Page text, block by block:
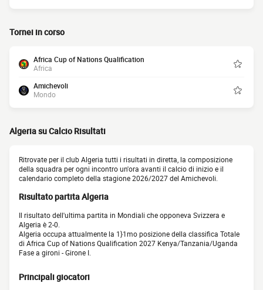
Tornei in corso
Africa Cup of Nations Qualification
Africa
Amichevoli
Mondo
Algeria su Calcio Risultati
Ritrovate per il club Algeria tutti i risultati in diretta, la composizione
della squadra per ogni incontro un'ora avanti il calcio di inizio e il
calendario completo della stagione 2026/2027 del Amichevoli.
Risultato partita Algeria
Il risultato dell'ultima partita in Mondiali che opponeva Svizzera e
Algeria è 2-0.
Algeria occupa attualmente la 1}1mo posizione della classifica Totale
di Africa Cup of Nations Qualification 2027 Kenya/Tanzania/Uganda
Fase a gironi - Girone I.
Principali giocatori